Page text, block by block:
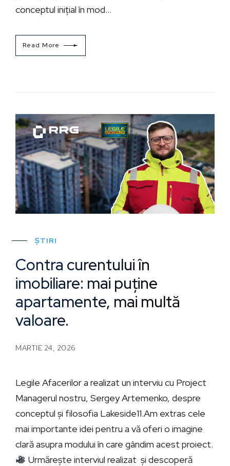
conceptul inițial în mod...
Read More
ȘTIRI
Contra curentului în
imobiliare: mai puține
apartamente, mai multă
valoare.
MARTIE 24, 2026
Legile Afacerilor a realizat un interviu cu Project
Managerul nostru, Sergey Artemenko, despre
conceptul și filosofia Lakeside11.Am extras cele
mai importante idei pentru a vă oferi o imagine
clară asupra modului în care gândim acest proiect.
Urmărește interviul realizat și descoperă